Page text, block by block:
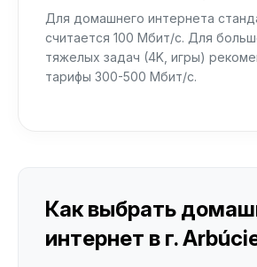
Для домашнего интернета
считается 100 Мбит/с. Для
тяжелых задач (4K, игры)
тарифы 300-500 Мбит/с.
Как выбрать
интернет в г.